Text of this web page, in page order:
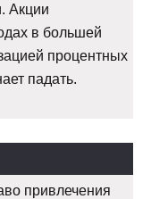
Акции
в большей
процентных
падать.
привлечения